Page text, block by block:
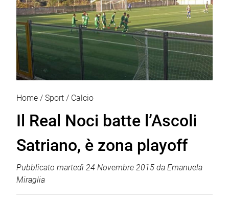
Home Sport Calcio
Il Real Noci batte l’Ascoli
Satriano, è zona playoff
Pubblicato martedì 24 Novembre 2015 da Emanuela
Miraglia